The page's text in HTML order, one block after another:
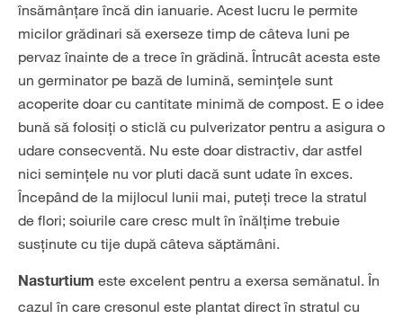
însămânțare încă din ianuarie. Acest lucru le permite
micilor grădinari să exerseze timp de câteva luni pe
pervaz înainte de a trece în grădină. Întrucât acesta este
un germinator pe bază de lumină, semințele sunt
acoperite doar cu cantitate minimă de compost. E o idee
bună să folosiți o sticlă cu pulverizator pentru a asigura o
udare consecventă. Nu este doar distractiv, dar astfel
nici semințele nu vor pluti dacă sunt udate în exces.
Începând de la mijlocul lunii mai, puteți trece la stratul
de flori; soiurile care cresc mult în înălțime trebuie
susținute cu tije după câteva săptămâni.
Nasturtium este excelent pentru a exersa semănatul. În
cazul în care cresonul este plantat direct în stratul cu